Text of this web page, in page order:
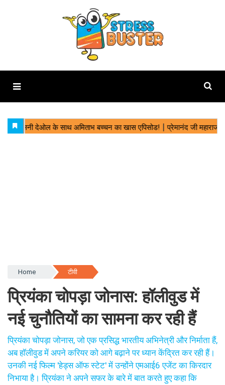
Home टीवी
प्रियंका चोपड़ा जोनास: हॉलीवुड में
नई चुनौतियों का सामना कर रही हैं
प्रियंका चोपड़ा जोनास, जो एक प्रसिद्ध भारतीय अभिनेत्री और निर्माता हैं,
अब हॉलीवुड में अपने करियर को आगे बढ़ाने पर ध्यान केंद्रित कर रही हैं।
उनकी नई फिल्म 'हेड्स ऑफ स्टेट' में उन्होंने एमआई6 एजेंट का किरदार
निभाया है। प्रियंका ने अपने सफर के बारे में बात करते हुए कहा कि